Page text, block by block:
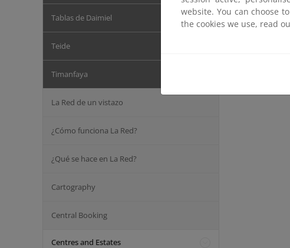
Tablas de Daimiel
Teide
Timanfaya
La Red de un vistazo
¿Cómo funciona La Red?
¿Qué se hace en La Red?
Cartography
Central Booking
Centres and Estates
website. You can choose
the cookies we use, read